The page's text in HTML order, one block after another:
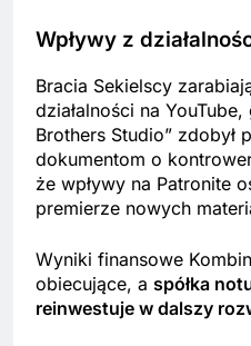
Wpływy z
Bracia Sekielscy
działalności na
Brothers Studio” zdobył
dokumentom o
że wpływy na Patronite
premierze nowych
Wyniki finansowe
obiecujące, a spółka
reinwestuje w dalszy